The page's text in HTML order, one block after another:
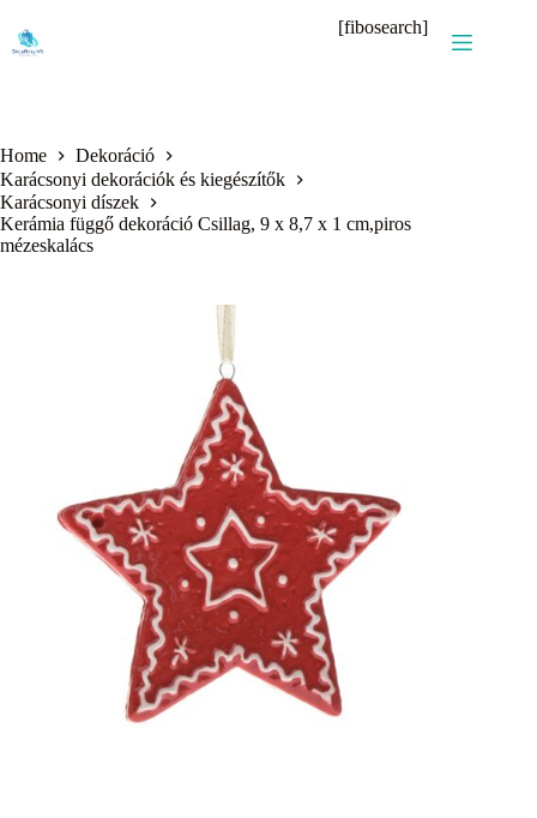
content
[fibosearch]
Home
Dekoráció
Karácsonyi dekorációk és kiegészítők
Karácsonyi díszek
Kerámia függő dekoráció Csillag, 9 x 8,7 x 1 cm,piros
mézeskalács